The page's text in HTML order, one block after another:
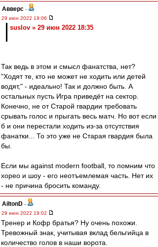
Авверс -
29 июн 2022 19:06
suslov » 29 июн 2022 18:35
Так ведь в этом и смысл фанатства, нет?
"Ходят те, кто не может не ходить или детей
водят," - идеально! Так и должно быть. А
остальных пусть Игра приведёт на сектор.
Конечно, не от Старой гвардии требовать
срывать голос и прыгать весь матч. Но вот если
б и они перестали ходить из-за отсутствия
фанатки... То это уже не Старая гвардия была
бы.
Если мы against modern football, то помним что
хорео и шоу - его неотъемлемая часть. Нет их
- не причина бросить команду.
AiltonD -
29 июн 2022 19:02
Тренер и Кофр братья? Ну очень похожи.
Тревожный знак, учитывая вклад бельгийца в
количество голов в наши ворота.